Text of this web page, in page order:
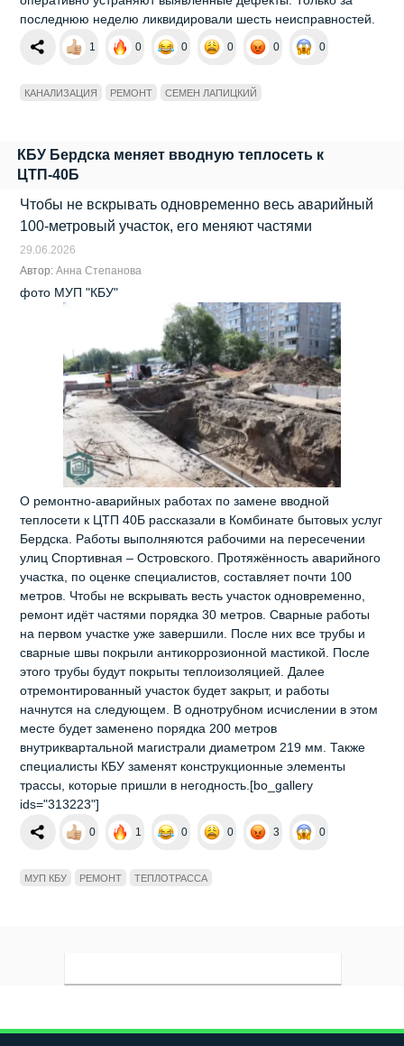
последнюю неделю ликвидировали шесть неисправностей.
1 0 0 0 0 0
КАНАЛИЗАЦИЯ РЕМОНТ СЕМЕН ЛАПИЦКИЙ
КБУ Бердска меняет вводную теплосеть к
ЦТП-40Б
Чтобы не вскрывать одновременно весь аварийный
100-метровый участок, его меняют частями
29.06.2026
Автор:Анна Степанова
фото МУП "КБУ"
О ремонтно-аварийных работах по замене вводной
теплосети к ЦТП 40Б рассказали в Комбинате бытовых услуг
Бердска. Работы выполняются рабочими на пересечении
улиц Спортивная – Островского. Протяжённость аварийного
участка, по оценке специалистов, составляет почти 100
метров. Чтобы не вскрывать весть участок одновременно,
ремонт идёт частями порядка 30 метров. Сварные работы
на первом участке уже завершили. После них все трубы и
сварные швы покрыли антикоррозионной мастикой. После
этого трубы будут покрыты теплоизоляцией. Далее
отремонтированный участок будет закрыт, и работы
начнутся на следующем. В однотрубном исчислении в этом
месте будет заменено порядка 200 метров
внутриквартальной магистрали диаметром 219 мм. Также
специалисты КБУ заменят конструкционные элементы
трассы, которые пришли в негодность.[bo_gallery
ids="313223"]
0 1 0 0 3 0
МУП КБУ РЕМОНТ ТЕПЛОТРАССА